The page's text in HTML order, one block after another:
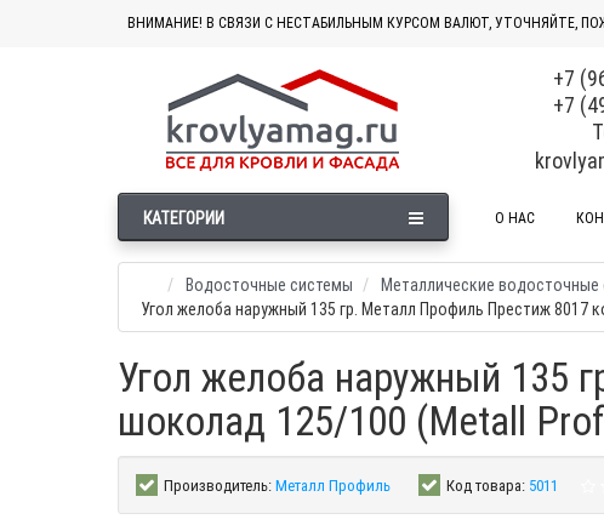
ВНИМАНИЕ! В СВЯЗИ С НЕСТАБИЛЬНЫМ КУРСОМ ВАЛЮТ, УТОЧНЯЙТЕ,
+7
+7
КАТЕГОРИИ О НАС
Водосточные системы Металлические водосточные
Угол желоба наружный 135 гр. Металл Профиль Престиж 8017
Угол желоба наружный 135
шоколад 125/100 (Metall
Производитель:Металл Профиль Код товара: 5011